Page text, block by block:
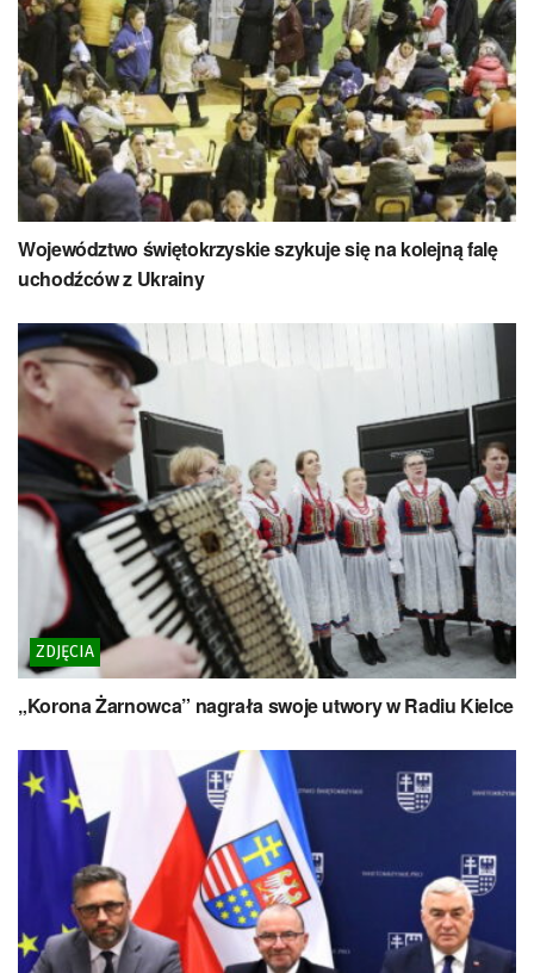
Województwo świętokrzyskie szykuje się na kolejną falę
uchodźców z Ukrainy
ZDJĘCIA
„Korona Żarnowca” nagrała swoje utwory w Radiu Kielce